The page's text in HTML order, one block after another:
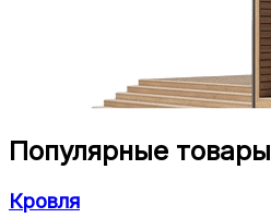
Популярные товары
Кровля